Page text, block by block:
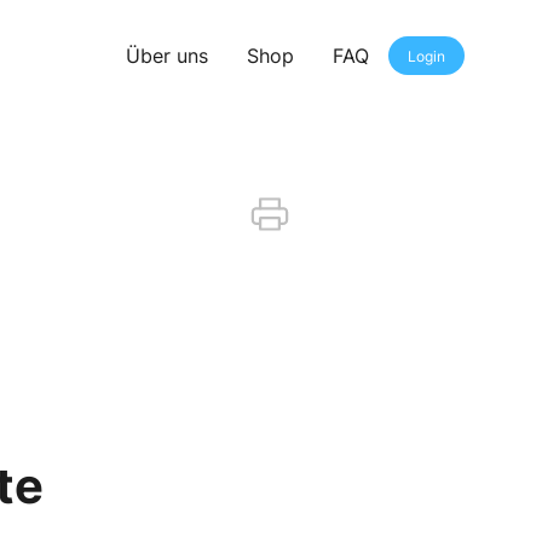
Über uns Shop FAQ Login